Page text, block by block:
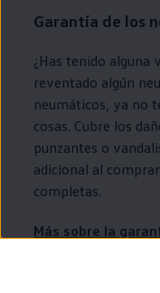
Garantía de los
¿Has tenido alguna
reventado algún
neumáticos, ya no
cosas. Cubre los
punzantes o
adicional al
completas.
Más sobre la